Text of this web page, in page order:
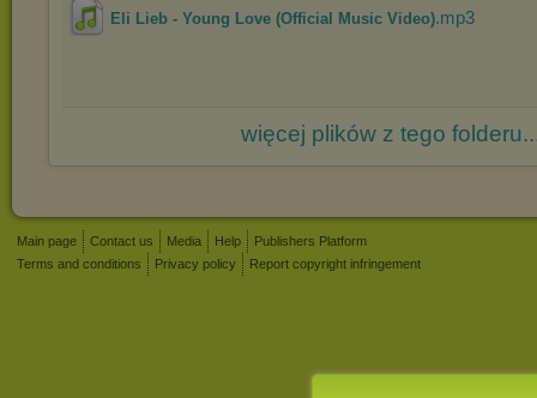
Eli Lieb - Young Love (Official Music Video).mp3
więcej plików z tego
Main page Contact us Media Help
Publishers Platform
Terms and conditions
Privacy policy Report copyright infringement